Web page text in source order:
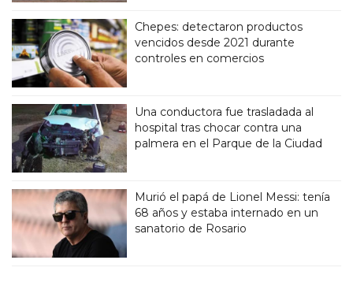
Chepes: detectaron productos
vencidos desde 2021 durante
controles en comercios
Una conductora fue trasladada al
hospital tras chocar contra una
palmera en el Parque de la Ciudad
Murió el papá de Lionel Messi: tenía
68 años y estaba internado en un
sanatorio de Rosario